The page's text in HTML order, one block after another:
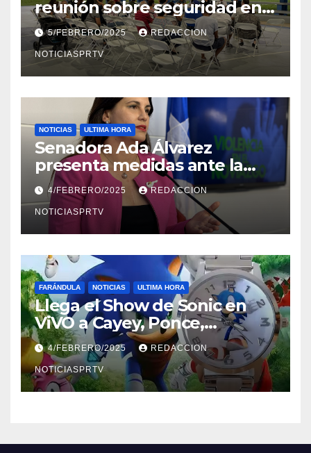
reunión sobre seguridad en
Reparto Metropolitano
5/FEBRERO/2025 REDACCION
NOTICIASPRTV
NOTICIAS ULTIMA HORA
Senadora Ada Álvarez
presenta medidas ante la
violencia en el noviazgo
4/FEBRERO/2025 REDACCION
NOTICIASPRTV
FARÁNDULA NOTICIAS ULTIMA HORA
Llega el Show de Sonic en
ViVO a Cayey, Ponce,
Barceloneta y Humacao,
Relojes gratis para el que
compre ahora….
4/FEBRERO/2025 REDACCION
NOTICIASPRTV